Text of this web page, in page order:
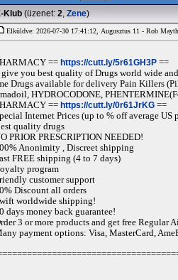
Klub (üzenet: 2, Zene)
Elküldve: 2026-07-30 17:41:12, Augusztus 11 - Rob
== https://cutt.ly/5r61GH3P ==
give you best quality of Drugs world wide
Drugs available for delivery Pain Killers
HYDROCODONE,
== https://cutt.ly/0r61JrKG ==
Internet Prices (up to % off average US
quality drugs
PRIOR PRESCRIPTION NEEDED!
Anonimity , Discreet shipping
FREE shipping (4 to 7 days)
program
customer support
Discount all orders
worldwide shipping!
days money back guarantee!
3 or more products and get free Regular
payment options: Visa, MasterCard,